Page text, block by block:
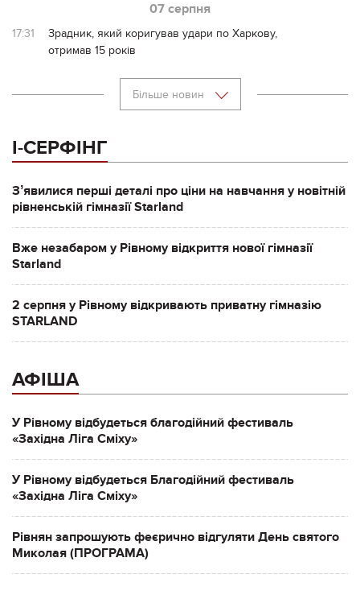
07 серпня
17:31
Зрадник, який коригував удари по Харкову,
отримав 15 років
Більше новин
І-СЕРФІНГ
Зʼявилися перші деталі про ціни на навчання у новітній
рівненській гімназії Starland
Вже незабаром у Рівному відкриття нової гімназії
Starland
2 серпня у Рівному відкривають приватну гімназію
STARLAND
АФІША
У Рівному відбудеться благодійний фестиваль
«Західна Ліга Сміху»
У Рівному відбудеться Благодійний фестиваль
«Західна Ліга Сміху»
Рівнян запрошують феєрично відгуляти День святого
Миколая (ПРОГРАМА)